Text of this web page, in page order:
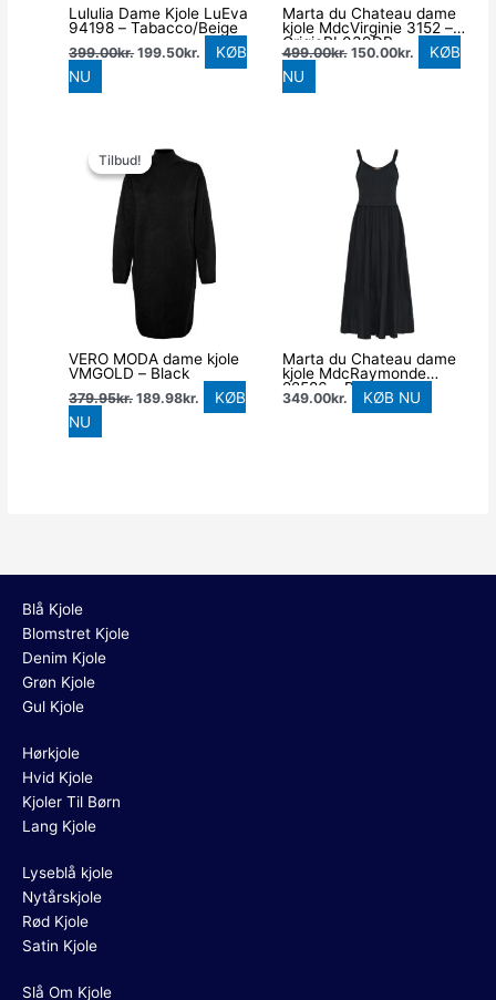
Lululia Dame Kjole LuEva
94198 – Tabacco/Beige
399.00kr. 199.50kr.
KØB
NU
Marta du Chateau dame
kjole MdcVirginie 3152 –
GrigioPL039DB
499.00kr. 150.00kr.
KØB
NU
Tilbud!
Tilbud!
VERO MODA dame kjole
VMGOLD – Black
379.95kr.
oprindelige
pris
189.98kr.
pris
er:
189.98kr..
KØB
NU
Marta du Chateau dame
kjole MdcRaymonde
22586 – Black
349.00kr. KØB NU
Blå Kjole
Blomstret Kjole
Denim Kjole
Grøn Kjole
Gul Kjole
Hørkjole
Hvid Kjole
Kjoler Til Børn
Lang Kjole
Lyseblå kjole
Nytårskjole
Rød Kjole
Satin Kjole
Slå Om Kjole